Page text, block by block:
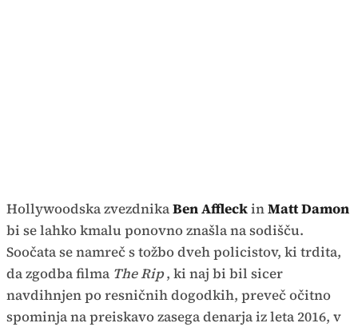
Hollywoodska zvezdnikaBen AffleckinMatt Damon
bi se lahko kmalu ponovno znašla na sodišču.
Soočata se namreč s tožbo dveh policistov, ki trdita,
da zgodba filma The Rip, ki naj bi bil sicer
navdihnjen po resničnih dogodkih, preveč očitno
spominja na preiskavo zasega denarja iz leta 2016, v